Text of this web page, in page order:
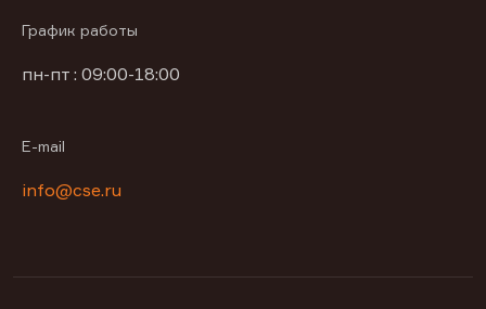
График работы
пн-пт : 09:00-18:00
E-mail
info@cse.ru